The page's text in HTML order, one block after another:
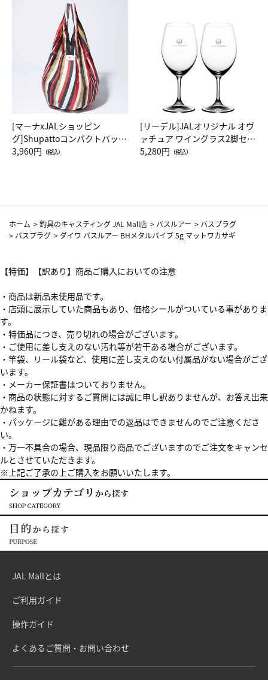
[マーナxJALショッピン
グ]Shupattoコンパクトバッグ
Drop JAL客室乗務員（LC）ス
3,960円 （税込）
[リーデル]JALオリジナル オヴ
ァチュア ワイングラス2脚セッ
ト（レッドワイン）
5,280円 （税込）
ホーム >釣具のキャスティング JAL Mall店 > バスルアー > バスプラグ
> バスプラグ > ダイワ バスルアー BHメタルバイブ 5g マットワカサギ
【特価】【訳あり】商品ご購入においての注意
・商品は新品未使用品です。
・店頭に展示していた商品もあり、価格シールがついている事がありま
す。
・特価品につき、売り切れの場合がございます。
・ご使用に差し支えのない汚れ等が若干ある場合がございます。
・竿袋、リール袋など、使用に差し支えのない付属品がない場合がござ
います。
・メーカー保証書はついておりません。
・商品の状態に対するご質問には誠に申し訳ありませんが、お答え出来
かねます。
・パッケージに難がある理由での返品はできませんのでご注意くださ
い。
・万一不具合の場合、現品限り商品でございますのでご注文をキャンセ
ルとさせていただきます。
※上記ご了承の上ご購入をお願いいたします。
JAL Mallとは
ご利用ガイド
操作ガイド
よくあるご質問・お問い合わせ